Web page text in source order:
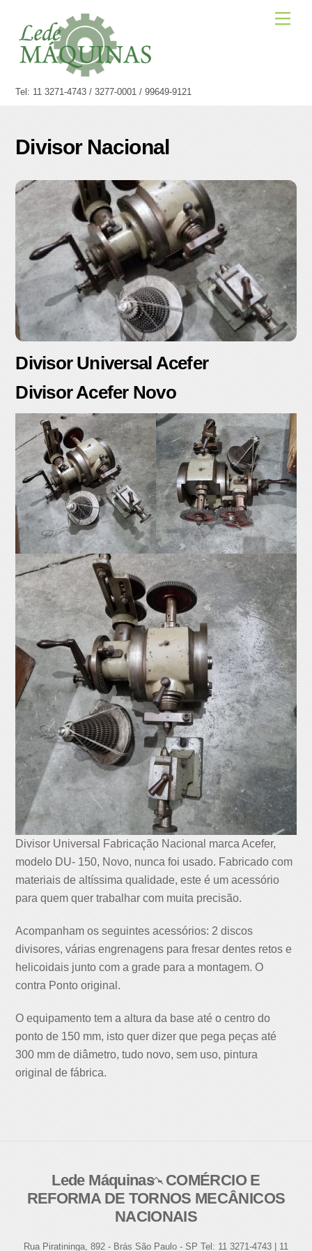
content
Tel: 11 3271-4743 / 3277-0001 / 99649-9121
Divisor Nacional
Divisor Universal Acefer
Divisor Acefer Novo
Divisor Universal Fabricação Nacional marca Acefer,
modelo DU- 150, Novo, nunca foi usado. Fabricado com
materiais de altíssima qualidade, este é um acessório
para quem quer trabalhar com muita precisão.
Acompanham os seguintes acessórios: 2 discos
divisores, várias engrenagens para fresar dentes retos e
helicoidais junto com a grade para a montagem. O
contra Ponto original.
O equipamento tem a altura da base até o centro do
ponto de 150 mm, isto quer dizer que pega peças até
300 mm de diâmetro, tudo novo, sem uso, pintura
original de fábrica.
Back
To
Top
Lede Máquinas - COMÉRCIO E
REFORMA DE TORNOS MECÂNICOS
NACIONAIS
Rua Piratininga, 892 - Brás São Paulo - SP Tel: 11 3271-4743 | 11